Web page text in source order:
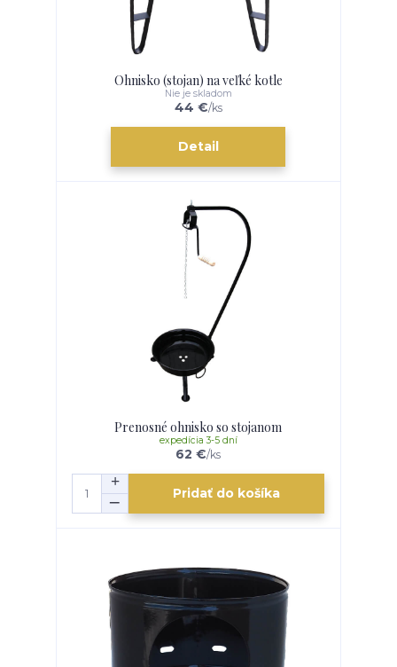
Ohnisko (stojan) na veľké kotle
44 €/ks
Nie je skladom
Detail
Prenosné ohnisko so stojanom
62 €/ks
expedícia 3-5 dní
Pridať do košíka